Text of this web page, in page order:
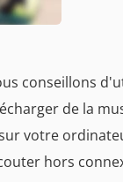
conseillons
de la
votre
hors